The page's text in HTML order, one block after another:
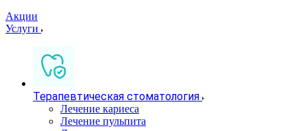
Акции
Услуги
Терапевтическая стоматология
Лечение кариеса
Лечение пульпита